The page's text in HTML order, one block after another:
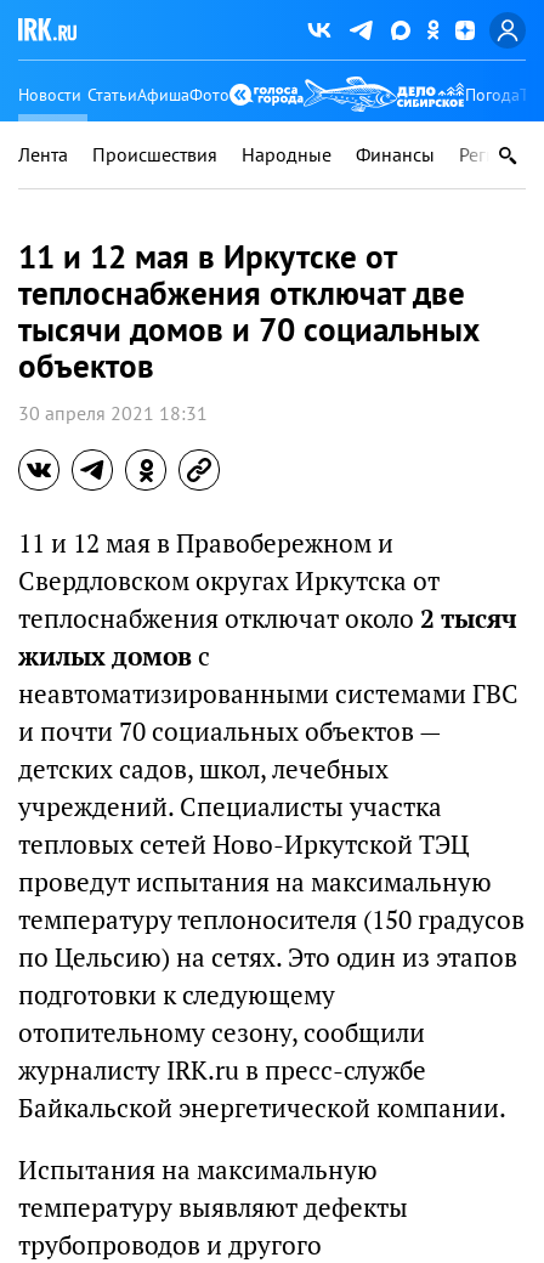
Новости СтатьиАфишаФото Погода
Лента Происшествия Народные Финансы Регионы
11 и 12 мая в Иркутске от
теплоснабжения отключат две
тысячи домов и 70 социальных
объектов
30 апреля 2021 18:31
11 и 12 мая в Правобережном и
Свердловском округах Иркутска от
теплоснабжения отключат около 2 тысяч
жилых домовс
неавтоматизированными системами ГВС
и почти 70 социальных объектов —
детских садов, школ, лечебных
учреждений. Специалисты участка
тепловых сетей Ново-Иркутской ТЭЦ
проведут испытания на максимальную
температуру теплоносителя (150 градусов
по Цельсию) на сетях. Это один из этапов
подготовки к следующему
отопительному сезону, сообщили
журналисту IRK.ru в пресс-службе
Байкальской энергетической компании.
Испытания на максимальную
температуру выявляют дефекты
трубопроводов и другого